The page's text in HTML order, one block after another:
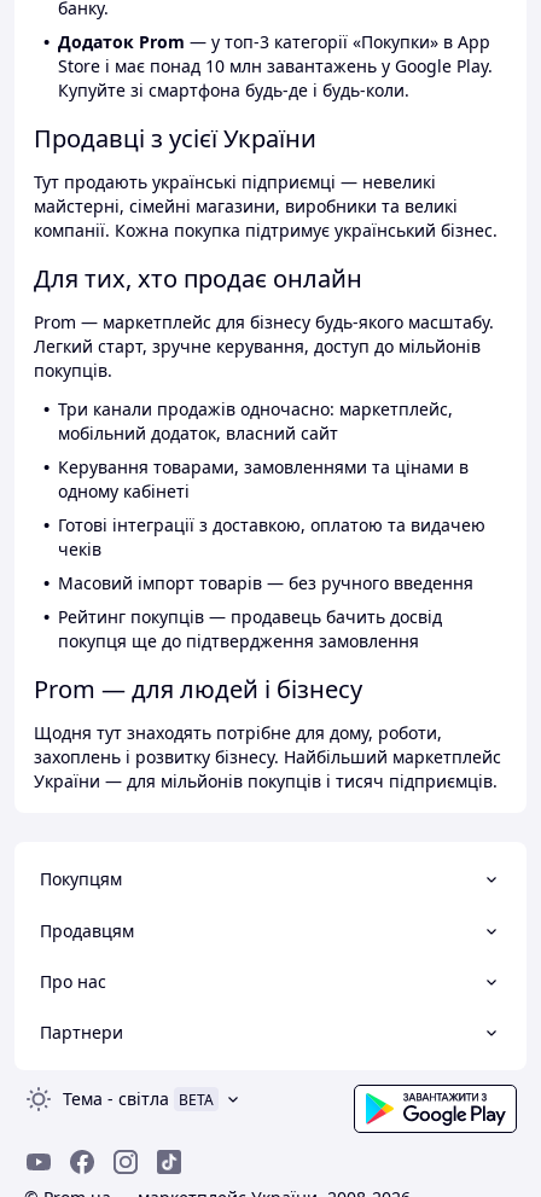
банку.
Додаток Prom — у топ-3 категорії «Покупки» в App
Store і має понад 10 млн завантажень у Google Play.
Купуйте зі смартфона будь-де і будь-коли.
Продавці з усієї України
Тут продають українські підприємці — невеликі
майстерні, сімейні магазини, виробники та великі
компанії. Кожна покупка підтримує український бізнес.
Для тих, хто продає онлайн
Prom — маркетплейс для бізнесу будь-якого масштабу.
Легкий старт, зручне керування, доступ до мільйонів
покупців.
Три канали продажів одночасно: маркетплейс,
мобільний додаток, власний сайт
Керування товарами, замовленнями та цінами в
одному кабінеті
Готові інтеграції з доставкою, оплатою та видачею
чеків
Масовий імпорт товарів — без ручного введення
Рейтинг покупців — продавець бачить досвід
покупця ще до підтвердження замовлення
Prom — для людей і бізнесу
Щодня тут знаходять потрібне для дому, роботи,
захоплень і розвитку бізнесу. Найбільший маркетплейс
України — для мільйонів покупців і тисяч підприємців.
Покупцям
Продавцям
Про нас
Партнери
Тема - світла BETA